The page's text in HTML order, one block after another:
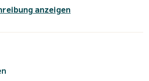
4 voll ausgestattete Kabine(n) und
Verbündeter sein, um einen
verbringen.>
anzeigen